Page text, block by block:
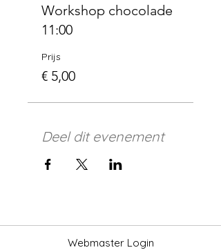
Workshop chocolade
11:00
Prijs
€ 5,00
Deel dit evenement
Webmaster Login